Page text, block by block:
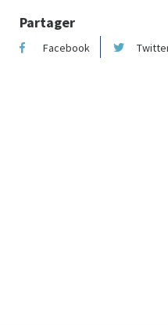
Partager
Facebook